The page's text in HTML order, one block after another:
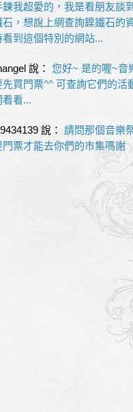
鍊我超愛的，我是看朋友談到
石，想說上網查詢鎳鐵石的
看到這個特別的網站...
說： 您好~ 是的喔~音
先買門票^^ 可查詢它們的活
看看...
說： 請問那個音樂
門票才能去你們的市集嗎謝